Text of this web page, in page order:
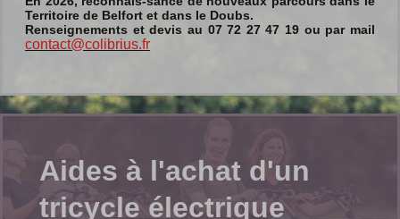
Territoire de Belfort et dans le Doubs.
Renseignements et devis au 07 72 27 47 19 ou par mail
contact@colibrius.fr
Aides à l'achat d'un
tricycle électrique